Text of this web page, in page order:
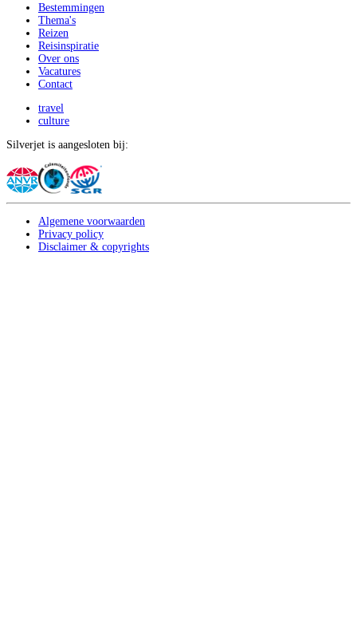
Bestemmingen
Thema's
Reizen
Reisinspiratie
Over ons
Vacatures
Contact
travel
culture
Silverjet is aangesloten bij:
Algemene voorwaarden
Privacy policy
Disclaimer & copyrights